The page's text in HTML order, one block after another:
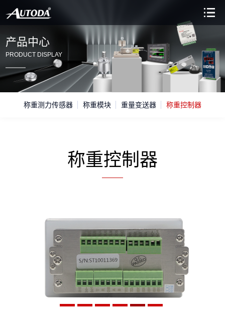
产品中心
PRODUCT DISPLAY
称重测力传感器 称重模块 重量变送器 称重控制器
称重控制器